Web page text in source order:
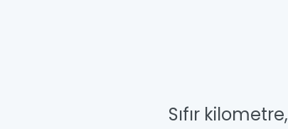
Sıfır kilometre,